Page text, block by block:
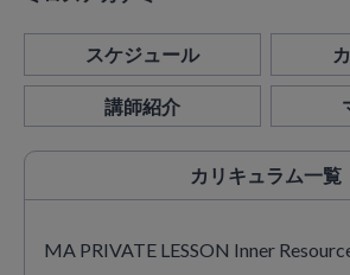
スケジュール
講師紹介
カリキュラム一覧
MA PRIVATE LESSON Inner